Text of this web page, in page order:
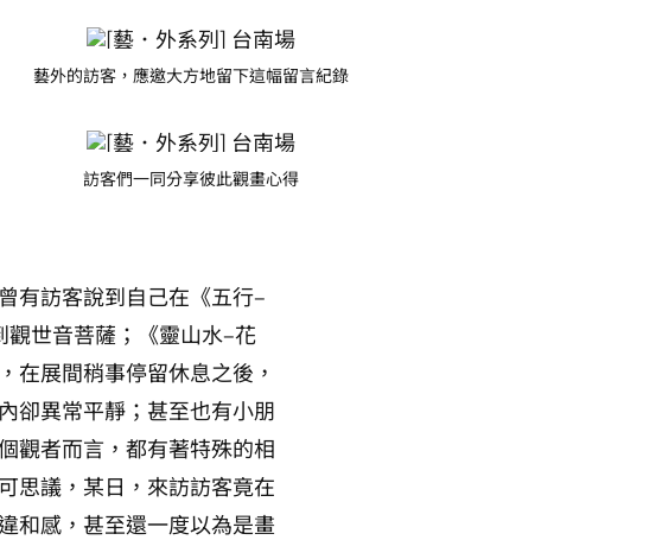
藝外的訪客，應邀大方地留下這幅留言紀錄
訪客們一同分享彼此觀畫心得
有訪客說到自己在《五行–
世音菩薩；《靈山水–花
在展間稍事停留休息之後，
卻異常平靜；甚至也有小朋
觀者而言，都有著特殊的相
思議，某日，來訪訪客竟在
和感，甚至還一度以為是畫